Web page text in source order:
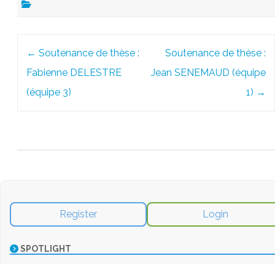
← Soutenance de thèse :
Fabienne DELESTRE
(équipe 3)
Soutenance de thèse :
Jean SENEMAUD (équipe
1) →
Register Login
SPOTLIGHT